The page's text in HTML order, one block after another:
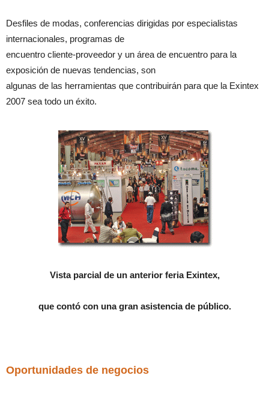
Desfiles de modas, conferencias dirigidas por especialistas
internacionales, programas de
encuentro cliente-proveedor y un área de encuentro para la
exposición de nuevas tendencias, son
algunas de las herramientas que contribuirán para que la Exintex
2007 sea todo un éxito.
Vista parcial de un anterior feria Exintex,
que contó con una gran asistencia de público.
Oportunidades de negocios